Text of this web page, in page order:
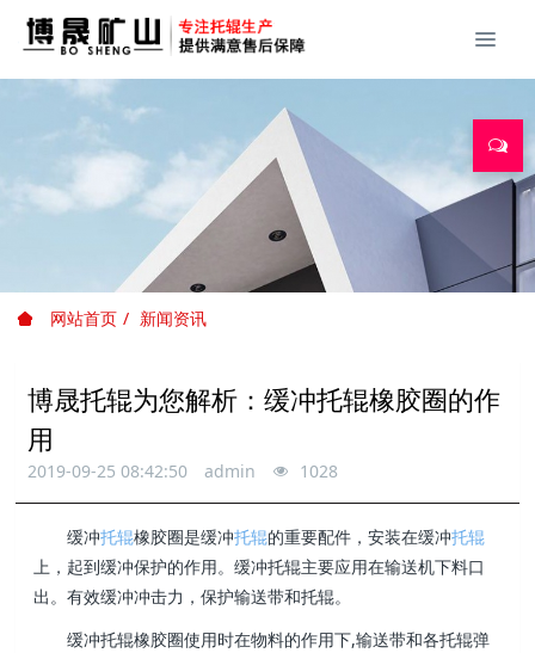
网站首页 新闻资讯
博晟托辊为您解析：缓冲托辊橡胶圈的作
用​
2019-09-25 08:42:50 admin 1028
缓冲托辊橡胶圈是缓冲托辊的重要配件，安装在缓冲托辊
上，起到缓冲保护的作用。缓冲托辊主要应用在输送机下料口
出。有效缓冲冲击力，保护输送带和托辊。
缓冲托辊橡胶圈使用时在物料的作用下,输送带和各托辊弹